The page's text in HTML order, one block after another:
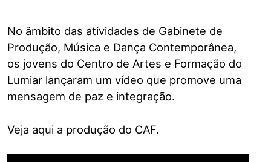
No âmbito das atividades de Gabinete de
Produção, Música e Dança Contemporânea,
os jovens do Centro de Artes e Formação do
Lumiar lançaram um vídeo que promove uma
mensagem de paz e integração.
Veja aqui a produção do CAF.